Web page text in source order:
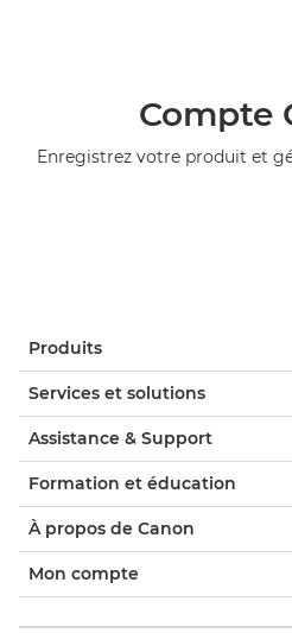
Compte
Enregistrez votre produit et
Produits
Services et solutions
Assistance & Support
Formation et éducation
À propos de Canon
Mon compte